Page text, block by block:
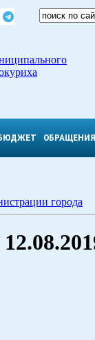
ОБРАЩЕНИЯ
города